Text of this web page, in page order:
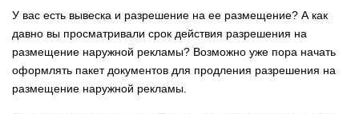
У вас есть вывеска и разрешение на ее размещение? А как
давно вы просматривали срок действия разрешения на
размещение наружной рекламы? Возможно уже пора начать
оформлять пакет документов для продления разрешения на
размещение наружной рекламы.